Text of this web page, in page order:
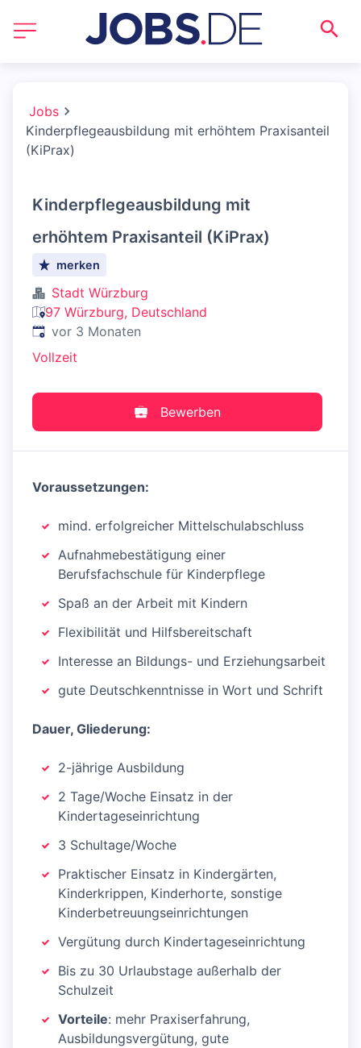
Jobs
Kinderpflegeausbildung mit erhöhtem Praxisanteil
(KiPrax)
Kinderpflegeausbildung mit
erhöhtem Praxisanteil (KiPrax)
merken
Stadt Würzburg
97 Würzburg, Deutschland
Veröffentlicht:
vor 3 Monaten
Vollzeit
Bewerben
Voraussetzungen:
mind. erfolgreicher Mittelschulabschluss
Aufnahmebestätigung einer
Berufsfachschule für Kinderpflege
Spaß an der Arbeit mit Kindern
Flexibilität und Hilfsbereitschaft
Interesse an Bildungs- und Erziehungsarbeit
gute Deutschkenntnisse in Wort und Schrift
Dauer, Gliederung:
2-jährige Ausbildung
2 Tage/Woche Einsatz in der
Kindertageseinrichtung
3 Schultage/Woche
Praktischer Einsatz in Kindergärten,
Kinderkrippen, Kinderhorte, sonstige
Kinderbetreuungseinrichtungen
Vergütung durch Kindertageseinrichtung
Bis zu 30 Urlaubstage außerhalb der
Schulzeit
Vorteile: mehr Praxiserfahrung,
Ausbildungsvergütung, gute